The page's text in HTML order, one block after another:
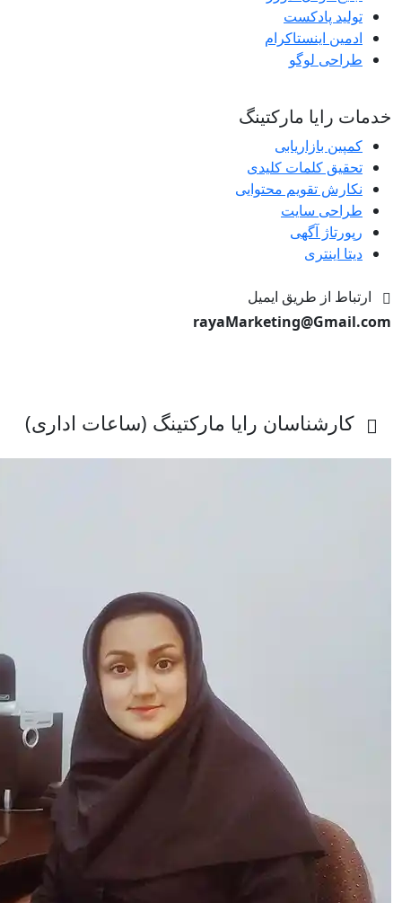
تولید پادکست
ادمین اینستاکرام
طراحی لوگو
خدمات رایا مارکتینگ
کمپین بازاریابی
تحقیق کلمات کلیدی
نکارش تقویم محتوایی
طراحی سایت
رپورتاژ آگهی
دیتا اینتری
ارتباط از طریق ایمیل
rayaMarketing@Gmail.com
کارشناسان رایا مارکتینگ (ساعات اداری)